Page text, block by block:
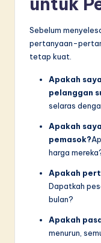
Sebelum
pertanyaan-
tetap kuat.
Apakah
pelanggan
selaras
Apakah
pemasok?
harga
Apakah
Dapatkah
bulan?
Apakah
menurun,